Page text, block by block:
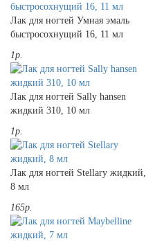
Лак для ногтей Умная эмаль
быстросохнущий 16, 11 мл
1р.
Лак для ногтей Sally hansen
жидкий 310, 10 мл
1р.
Лак для ногтей Stellary жидкий,
8 мл
165р.